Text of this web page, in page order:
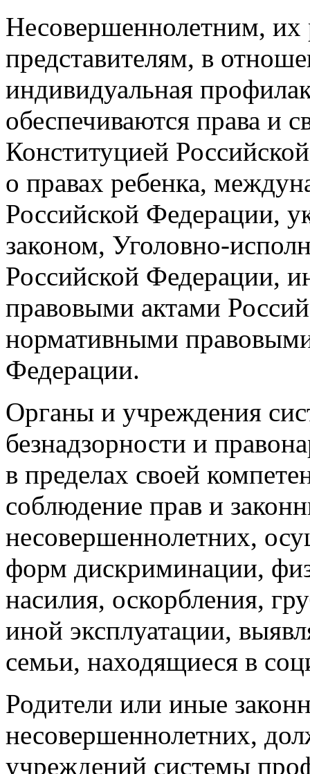
Несовершеннолетним,
представителям, в
индивидуальная
обеспечиваются права и
Конституцией
о правах ребенка,
Российской Федерации,
законом, Уголовно-
Российской Федерации,
правовыми актами
нормативными
Федерации.
Органы и учреждения
безнадзорности и
в пределах своей
соблюдение прав и
несовершеннолетних,
форм дискриминации,
насилия, оскорбления,
иной эксплуатации,
семьи, находящиеся в
Родители или иные
несовершеннолетних,
учреждений системы